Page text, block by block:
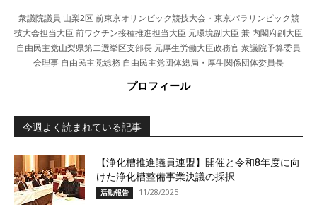
衆議院議員 山梨2区 前東京オリンピック競技大会・東京パラリンピック競
技大会担当大臣 前ワクチン接種推進担当大臣 元環境副大臣 兼 内閣府副大臣
自由民主党山梨県第二選挙区支部長 元厚生労働大臣政務官 衆議院予算委員
会理事 自由民主党総務 自由民主党団体総局・厚生関係団体委員長
プロフィール
今週よく読まれている記事
【浄化槽推進議員連盟】開催と令和8年度に向
けた浄化槽整備事業決議の採択
活動報告 11/28/2025